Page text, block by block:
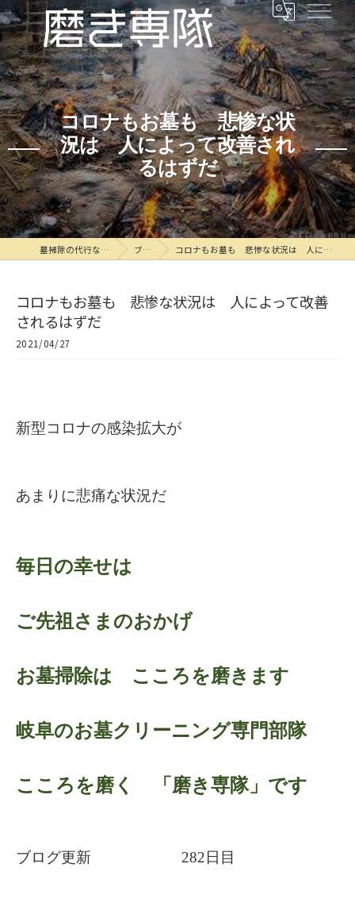
コロナもお墓も 悲惨な状
況は 人によって改善され
るはずだ
墓掃除の代行なら磨き専隊 ブログ コロナもお墓も 悲惨な状況は 人によって改善されるはずだ
コロナもお墓も 悲惨な状況は 人によって改善
されるはずだ
2021/04/27
新型コロナの感染拡大が
あまりに悲痛な状況だ
毎日の幸せは
ご先祖さまのおかげ
お墓掃除は こころを磨きます
岐阜のお墓クリーニング専門部隊
こころを磨く 「磨き専隊」です
ブログ更新 282日目